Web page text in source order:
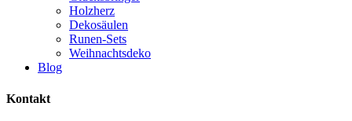
Holzherz
Dekosäulen
Runen-Sets
Weihnachtsdeko
Blog
Kontakt